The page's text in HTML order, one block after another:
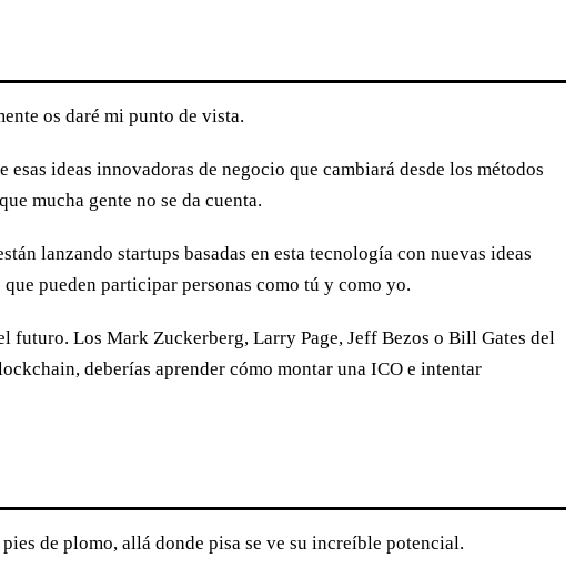
os daré mi punto de vista.
ideas innovadoras de negocio que cambiará desde los métodos
mucha gente no se da cuenta.
lanzando startups basadas en esta tecnología con nuevas ideas
pueden participar personas como tú y como yo.
Los Mark Zuckerberg, Larry Page, Jeff Bezos o Bill Gates del
deberías aprender cómo montar una ICO e intentar
de plomo, allá donde pisa se ve su increíble potencial.